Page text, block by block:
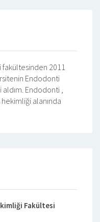
fakültesinden 2011
Endodonti
Endodonti ,
alanında
Fakültesi